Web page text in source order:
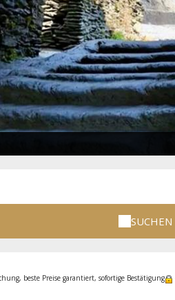
SUCHEN
beste Preise garantiert, sofortige Bestätigung